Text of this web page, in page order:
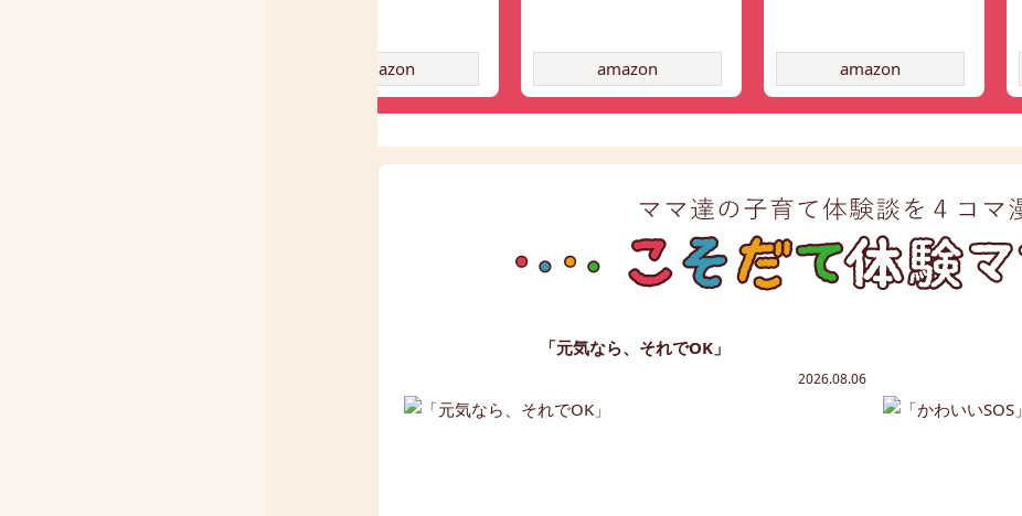
amazon amazon amazon
「元気なら、それでOK」
2026.08.06